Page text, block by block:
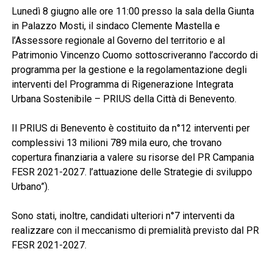
Lunedì 8 giugno alle ore 11:00 presso la sala della Giunta
in Palazzo Mosti, il sindaco Clemente Mastella e
l’Assessore regionale al Governo del territorio e al
Patrimonio Vincenzo Cuomo sottoscriveranno l’accordo di
programma per la gestione e la regolamentazione degli
interventi del Programma di Rigenerazione Integrata
Urbana Sostenibile – PRIUS della Città di Benevento.
Il PRIUS di Benevento è costituito da n°12 interventi per
complessivi 13 milioni 789 mila euro, che trovano
copertura finanziaria a valere su risorse del PR Campania
FESR 2021-2027. l’attuazione delle Strategie di sviluppo
Urbano”).
Sono stati, inoltre, candidati ulteriori n°7 interventi da
realizzare con il meccanismo di premialità previsto dal PR
FESR 2021-2027.